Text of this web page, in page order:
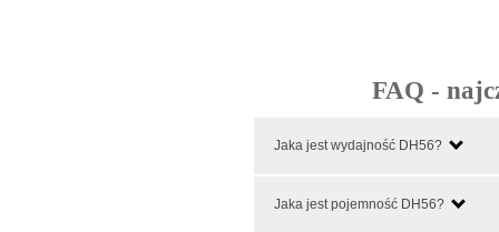
FAQ -
Jaka jest wydajność DH56?
Jaka jest pojemność DH56?